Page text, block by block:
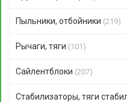
Пыльники, отбойники (219)
Рычаги, тяги (101)
Сайлентблоки (207)
Стабилизаторы, тяги